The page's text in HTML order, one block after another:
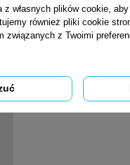
z własnych plików cookie,
również pliki cookie
związanych z Twoimi